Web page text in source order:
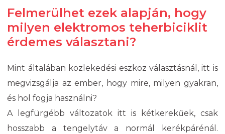
Felmerülhet ezek alapján, hogy
milyen elektromos teherbiciklit
érdemes választani?
Mint általában közlekedési eszköz választásnál, itt is
megvizsgálja az ember, hogy mire, milyen gyakran,
és hol fogja használni?
A legfürgébb változatok itt is kétkerekűek, csak
hosszabb a tengelytáv a normál kerékpárénál.